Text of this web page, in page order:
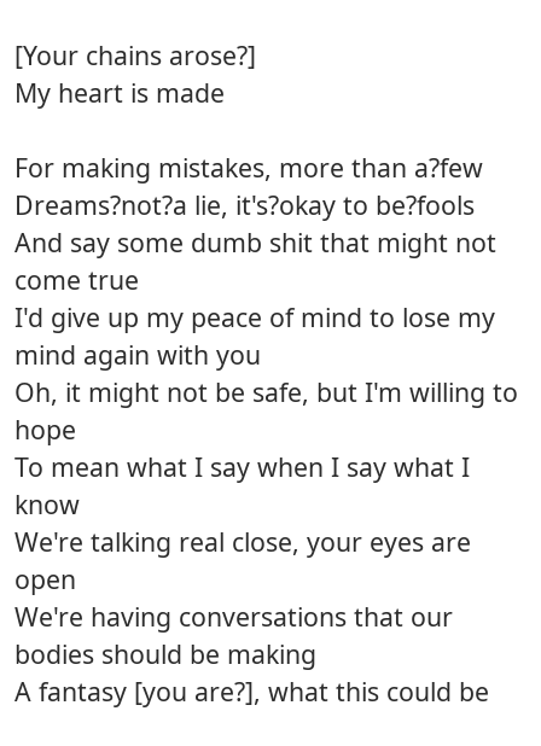
[Your chains arose?]
My heart is made
For making mistakes, more than a?few
Dreams?not?a lie, it's?okay to be?fools
And say some dumb shit that might not
come true
I'd give up my peace of mind to lose my
mind again with you
Oh, it might not be safe, but I'm willing to
hope
To mean what I say when I say what I
know
We're talking real close, your eyes are
open
We're having conversations that our
bodies should be making
A fantasy [you are?], what this could be